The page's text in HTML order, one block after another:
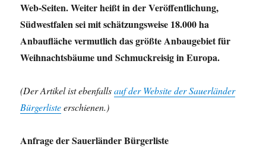
Web-Seiten. Weiter heißt in der Veröffentlichung,
Südwestfalen sei mit schätzungsweise 18.000 ha
Anbaufläche vermutlich das größte Anbaugebiet für
Weihnachtsbäume und Schmuckreisig in Europa.
(Der Artikel ist ebenfallsauf der Website der Sauerländer
Bürgerlisteerschienen.)
Anfrage der Sauerländer Bürgerliste